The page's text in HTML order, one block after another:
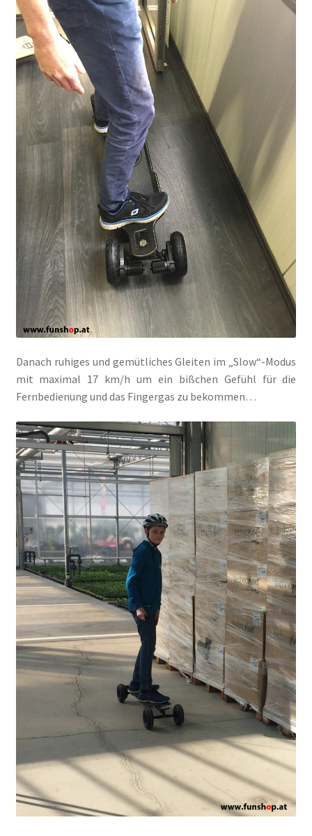
Danach ruhiges und gemütliches Gleiten im „Slow“-Modus
mit maximal 17 km/h um ein bißchen Gefühl für die
Fernbedienung und das Fingergas zu bekommen…